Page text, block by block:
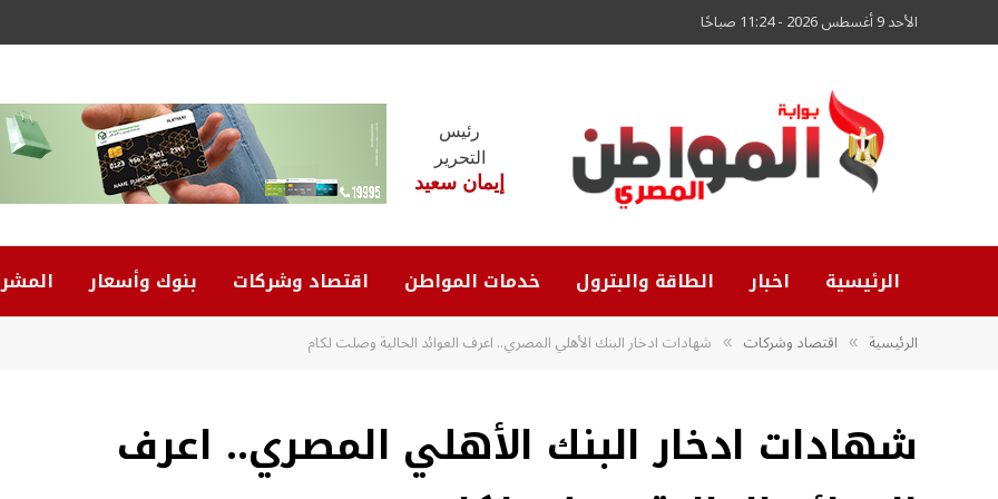
الأحد 9 أغسطس 2026 - 11:24 صباحًا
رئيس
التحرير
إيمان سعيد
الرئيسية اخبار الطاقة والبترول خدمات المواطن اقتصاد وشركات بنوك وأسعار
الرئيسية » اقتصاد وشركات » شهادات ادخار البنك الأهلي المصري.. اعرف العوائد الحالية وصلت لكام
شهادات ادخار البنك الأهلي المصري.. اعرف